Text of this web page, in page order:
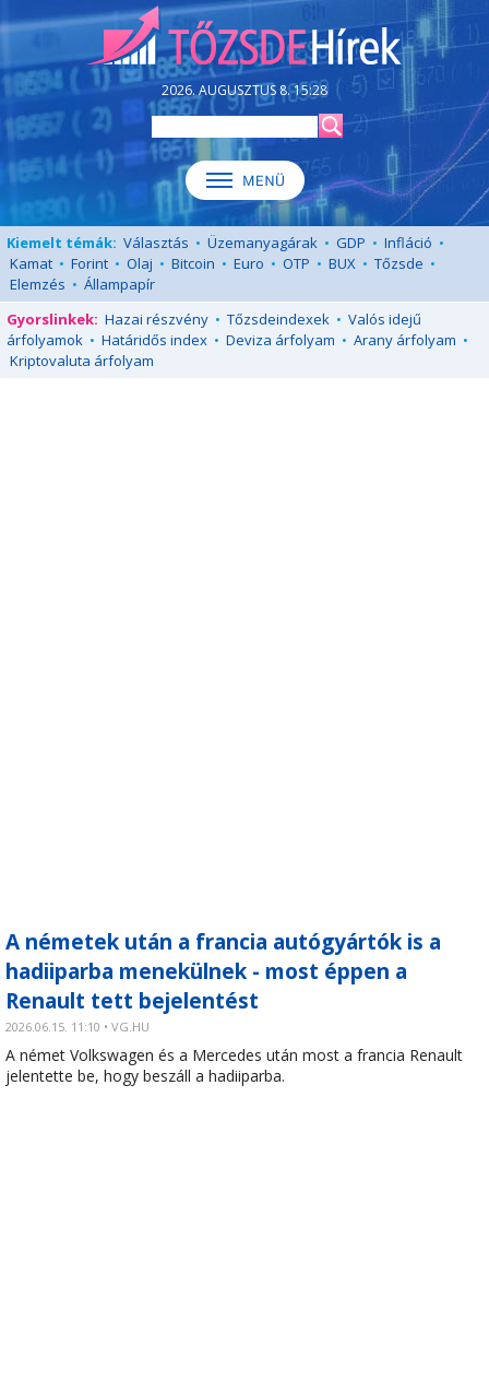
2026. AUGUSZTUS 8. 15:28
Kiemelt témák: Választás • Üzemanyagárak • GDP • Infláció •
Kamat • Forint • Olaj • Bitcoin • Euro • OTP • BUX • Tőzsde •
Elemzés • Állampapír
Gyorslinkek: Hazai részvény • Tőzsdeindexek • Valós idejű
árfolyamok • Határidős index • Deviza árfolyam • Arany árfolyam •
Kriptovaluta árfolyam
A németek után a francia autógyártók is a
hadiiparba menekülnek - most éppen a
Renault tett bejelentést
2026.06.15. 11:10 • VG.HU
A német Volkswagen és a Mercedes után most a francia Renault
jelentette be, hogy beszáll a hadiiparba.